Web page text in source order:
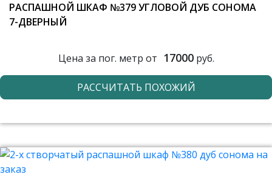
РАСПАШНОЙ ШКАФ №379 УГЛОВОЙ ДУБ СОНОМА
7-ДВЕРНЫЙ
Цена за пог. метр от 17000руб.
РАССЧИТАТЬ ПОХОЖИЙ